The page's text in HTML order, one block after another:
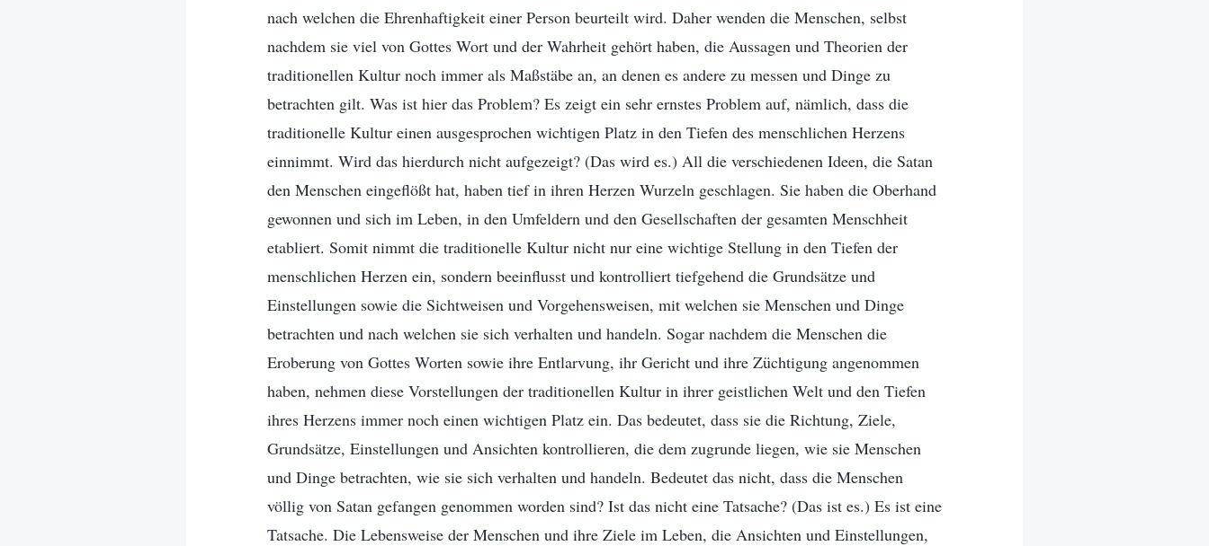
nach welchen die Ehrenhaftigkeit einer Person beurteilt wird. Daher wenden die Menschen, selbst
nachdem sie viel von Gottes Wort und der Wahrheit gehört haben, die Aussagen und Theorien der
traditionellen Kultur noch immer als Maßstäbe an, an denen es andere zu messen und Dinge zu
betrachten gilt. Was ist hier das Problem? Es zeigt ein sehr ernstes Problem auf, nämlich, dass die
traditionelle Kultur einen ausgesprochen wichtigen Platz in den Tiefen des menschlichen Herzens
einnimmt. Wird das hierdurch nicht aufgezeigt? (Das wird es.) All die verschiedenen Ideen, die Satan
den Menschen eingeflößt hat, haben tief in ihren Herzen Wurzeln geschlagen. Sie haben die Oberhand
gewonnen und sich im Leben, in den Umfeldern und den Gesellschaften der gesamten Menschheit
etabliert. Somit nimmt die traditionelle Kultur nicht nur eine wichtige Stellung in den Tiefen der
menschlichen Herzen ein, sondern beeinflusst und kontrolliert tiefgehend die Grundsätze und
Einstellungen sowie die Sichtweisen und Vorgehensweisen, mit welchen sie Menschen und Dinge
betrachten und nach welchen sie sich verhalten und handeln. Sogar nachdem die Menschen die
Eroberung von Gottes Worten sowie ihre Entlarvung, ihr Gericht und ihre Züchtigung angenommen
haben, nehmen diese Vorstellungen der traditionellen Kultur in ihrer geistlichen Welt und den Tiefen
ihres Herzens immer noch einen wichtigen Platz ein. Das bedeutet, dass sie die Richtung, Ziele,
Grundsätze, Einstellungen und Ansichten kontrollieren, die dem zugrunde liegen, wie sie Menschen
und Dinge betrachten, wie sie sich verhalten und handeln. Bedeutet das nicht, dass die Menschen
völlig von Satan gefangen genommen worden sind? Ist das nicht eine Tatsache? (Das ist es.) Es ist eine
Tatsache. Die Lebensweise der Menschen und ihre Ziele im Leben, die Ansichten und Einstellungen,